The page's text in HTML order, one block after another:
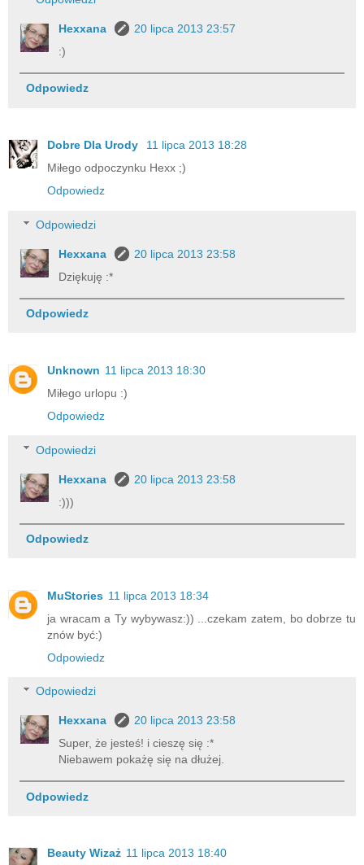
Hexxana
20 lipca 2013 23:57
:)
Odpowiedz
Dobre Dla Urody
11 lipca 2013 18:28
Miłego odpoczynku Hexx ;)
Odpowiedz
Odpowiedzi
Hexxana
20 lipca 2013 23:58
Dziękuję :*
Odpowiedz
Unknown 11 lipca 2013 18:30
Miłego urlopu :)
Odpowiedz
Odpowiedzi
Hexxana
20 lipca 2013 23:58
:)))
Odpowiedz
MuStories 11 lipca 2013 18:34
ja wracam a Ty wybywasz:)) ...czekam zatem, bo dobrze tu
znów być:)
Odpowiedz
Odpowiedzi
Hexxana
20 lipca 2013 23:58
Super, że jesteś! i cieszę się :*
Niebawem pokażę się na dłużej.
Odpowiedz
Beauty Wizaż 11 lipca 2013 18:40